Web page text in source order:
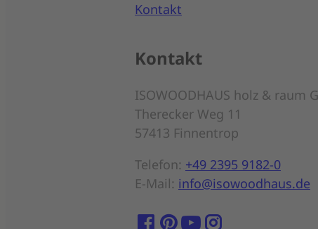
Kontakt
Kontakt
ISOWOODHAUS holz & raum
Therecker Weg 11
57413 Finnentrop
Telefon: +49 2395 9182-0
E-Mail: info@isowoodhaus.de